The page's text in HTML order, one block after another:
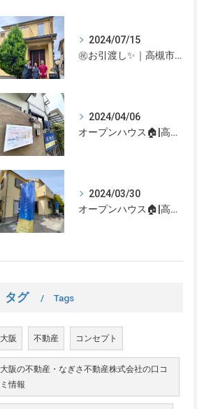
2024/07/15
㊗お引渡し✨｜高槻市での不動産売却、不動産売買の事、何でもなぎさ不動産までご相談ください！
2024/04/06
オープンハウス🏠|高槻市の不動産売却、不動産空き家のご相談はなぎさ不動産まで！
2024/03/30
オープンハウス🏠|高槻市の不動産売却、不動産空き家のご相談はなぎさ不動産まで！
タグ Tags
大阪 不動産 コンセプト
大阪の不動産・なぎさ不動産株式会社の口コ
ミ情報